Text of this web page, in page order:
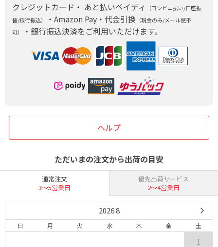
クレジットカード・ あと払いペイディ
（コンビニ払い/口座振
替/銀行振込）
・Amazon Pay・代金引換 （現金のみ/メール便不
可）
・銀行振込決済をご利用いただけます。
ヘルプ
ただいまの注文から出荷の目安
通常注文
3〜5営業日
優先出荷サービス
2〜4営業日
2026.8
日 月 火 水 木 金 土
1